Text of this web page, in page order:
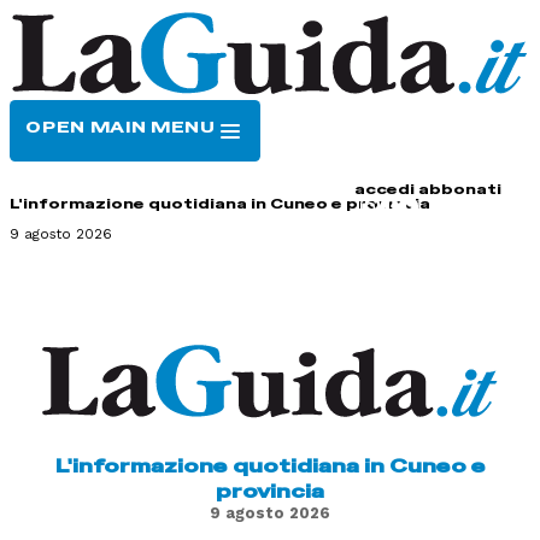
OPEN MAIN MENU
accedi abbonati
L'informazione quotidiana in Cuneo e provincia
9 agosto 2026
L'informazione quotidiana in Cuneo e
provincia
9 agosto 2026